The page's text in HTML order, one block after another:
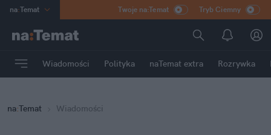
na:Temat
Poland
mama
Rozrywka
Twoje na:Temat Tryb Ciemny
Wiadomości Polityka naTemat extra Rozrywka
na:Temat Wiadomości